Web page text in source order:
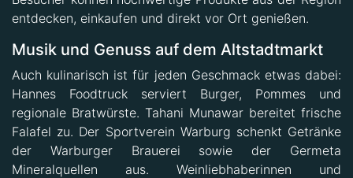
entdecken, einkaufen und direkt vor Ort genießen.
Musik und Genuss auf dem Altstadtmarkt
Auch kulinarisch ist für jeden Geschmack etwas dabei:
Hannes Foodtruck serviert Burger, Pommes und
regionale Bratwürste. Tahani Munawar bereitet frische
Falafel zu. Der Sportverein Warburg schenkt Getränke
der Warburger Brauerei sowie der Germeta
Mineralquellen aus. Weinliebhaberinnen und